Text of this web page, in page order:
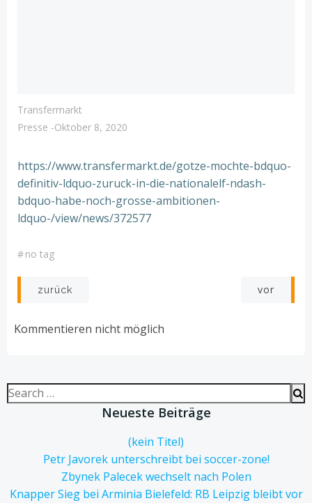
Transfermarkt
Presse -Oktober 8, 2020
https://www.transfermarkt.de/gotze-mochte-bdquo-
definitiv-ldquo-zuruck-in-die-nationalelf-ndash-
bdquo-habe-noch-grosse-ambitionen-
ldquo-/view/news/372577
#no tag
Post
navigation
zurück
navigation
vor
Kommentieren nicht möglich
Search
for:
Neueste Beiträge
(kein Titel)
Petr Javorek unterschreibt bei soccer-zone!
Zbynek Palecek wechselt nach Polen
Knapper Sieg bei Arminia Bielefeld: RB Leipzig bleibt vor